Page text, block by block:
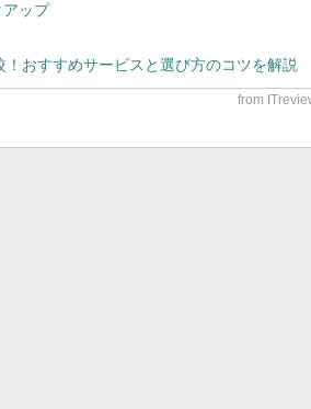
アップ
！おすすめサービスと選び方のコツを解説